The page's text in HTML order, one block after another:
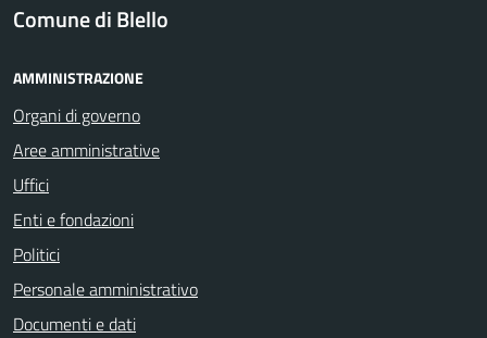
Comune di Blello
AMMINISTRAZIONE
Organi di governo
Aree amministrative
Uffici
Enti e fondazioni
Politici
Personale amministrativo
Documenti e dati